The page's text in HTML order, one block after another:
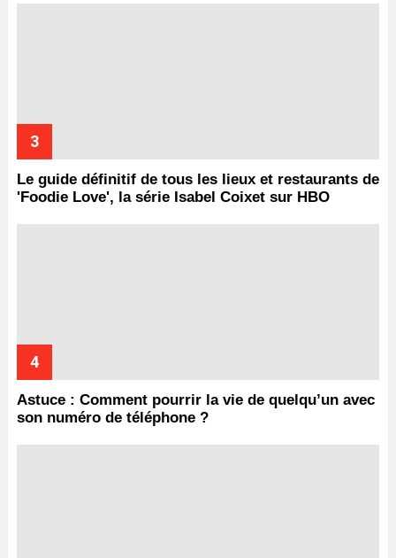
Le guide définitif de tous les lieux et restaurants de
'Foodie Love', la série Isabel Coixet sur HBO
Astuce : Comment pourrir la vie de quelqu’un avec
son numéro de téléphone ?